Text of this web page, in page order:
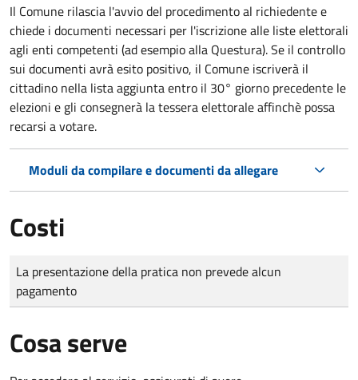
Il Comune rilascia l'avvio del procedimento al richiedente e
chiede i documenti necessari per l'iscrizione alle liste elettorali
agli enti competenti (ad esempio alla Questura). Se il controllo
sui documenti avrà esito positivo, il Comune iscriverà il
cittadino nella lista aggiunta entro il 30° giorno precedente le
elezioni e gli consegnerà la tessera elettorale affinchè possa
recarsi a votare.
Moduli da compilare e documenti da allegare
Costi
Tipo di pagamento
Importo
La presentazione della pratica non prevede alcun
pagamento
Cosa serve